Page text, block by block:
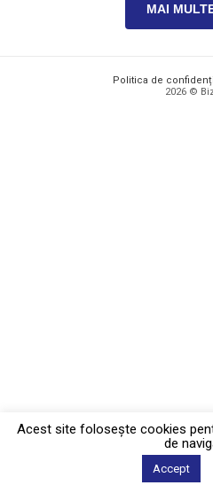
MAI
Politica de
2026 ©
Acest site foloseşte cookies
de
Accept